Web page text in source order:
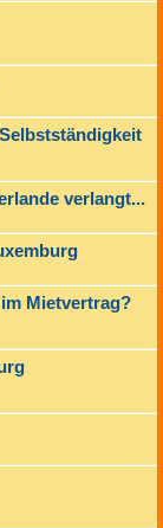
verlangt...
Mietvertrag?